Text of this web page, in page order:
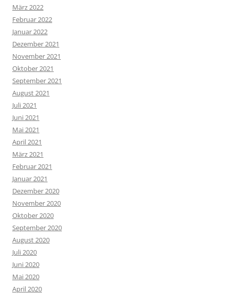
März 2022
Februar 2022
Januar 2022
Dezember 2021
November 2021
Oktober 2021
September 2021
August 2021
Juli 2021
Juni 2021
Mai 2021
April 2021
März 2021
Februar 2021
Januar 2021
Dezember 2020
November 2020
Oktober 2020
September 2020
August 2020
Juli 2020
Juni 2020
Mai 2020
April 2020